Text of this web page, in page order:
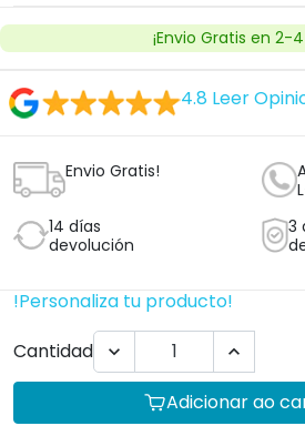
¡Envio Gratis en 2-
4.8 Leer
Envio Gratis!
14 días
devolución
3
!Personaliza tu producto!
Cantidad
 
Adicionar ao